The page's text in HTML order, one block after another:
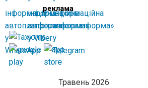
реклама
Травень 2026